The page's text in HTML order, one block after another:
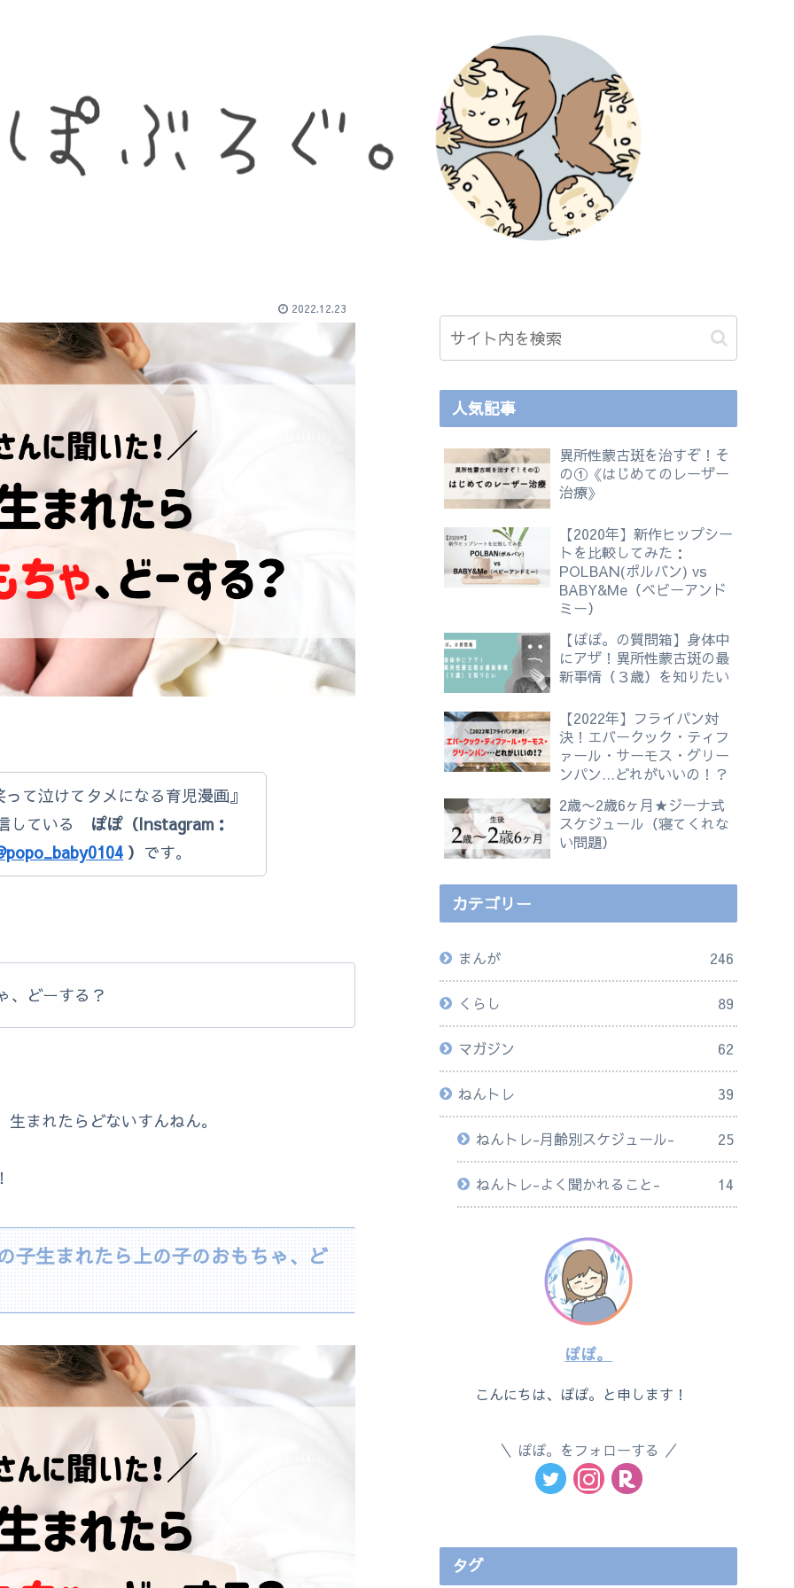
2022.12.23
て泣けてタメになる育児漫画』
している ぽぽ（Instagram：
） です。
、どーする？
まれたらどないすんねん。
子生まれたら上の子のおもちゃ、ど
人気記事
異所性蒙古斑を治すぞ！そ
の①《はじめてのレーザー
治療》
【2020年】新作ヒップシー
トを比較してみた：
POLBAN(ポルバン) vs
BABY&Me（ベビーアンド
ミー）
【ぽぽ。の質問箱】身体中
にアザ！異所性蒙古斑の最
新事情（３歳）を知りたい
【2022年】フライパン対
決！エバークック・ティフ
ァール・サーモス・グリー
ンパン…どれがいいの！？
2歳〜2歳6ヶ月★ジーナ式
スケジュール（寝てくれな
い問題）
カテゴリー
まんが 246
くらし 89
マガジン 62
ねんトレ 39
ねんトレ-月齢別スケジュール- 25
ねんトレ-よく聞かれること- 14
ぽぽ。
こんにちは、ぽぽ。と申します！
ぽぽ。をフォローする
タグ